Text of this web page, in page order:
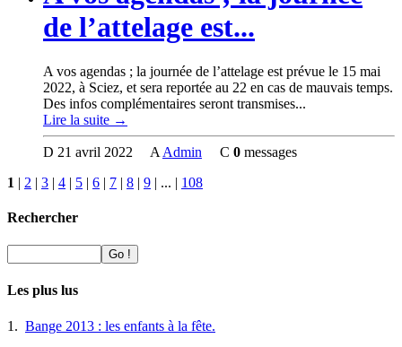
de l’attelage est...
A vos agendas ; la journée de l’attelage est prévue le 15 mai
2022, à Sciez, et sera reportée au 22 en cas de mauvais temps.
Des infos complémentaires seront transmises...
Lire la suite →
D 21 avril 2022 A Admin C 0 messages
1 | 2 | 3 | 4 | 5 | 6 | 7 | 8 | 9 | ... | 108
Rechercher
Les plus lus
1. Bange 2013 : les enfants à la fête.